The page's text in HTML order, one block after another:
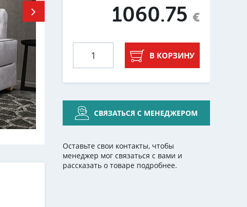
1060.75 €
В КОРЗИНУ
СВЯЗАТЬСЯ С МЕНЕДЖЕРОМ
Оставьте свои контакты, чтобы
менеджер мог связаться с вами и
рассказать о товаре подробнее.